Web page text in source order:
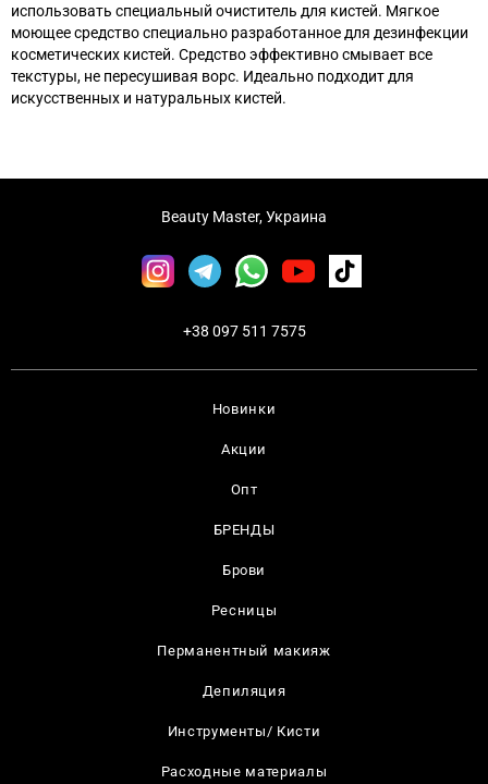
использовать специальный очиститель для кистей. Мягкое
моющее средство специально разработанное для дезинфекции
косметических кистей. Средство эффективно смывает все
текстуры, не пересушивая ворс. Идеально подходит для
искусственных и натуральных кистей.
Новинки
Акции
Опт
БРЕНДЫ
Брови
Ресницы
Перманентный макияж
Депиляция
Инструменты/ Кисти
Расходные материалы
Beauty Master, Украина
+38 097 511 7575